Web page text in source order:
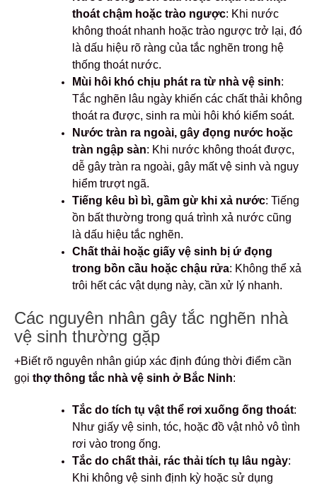
thoát chậm hoặc trào ngược: Khi nước
không thoát nhanh hoặc trào ngược trở lại, đó
là dấu hiệu rõ ràng của tắc nghẽn trong hệ
thống thoát nước.
Mùi hôi khó chịu phát ra từ nhà vệ sinh:
Tắc nghẽn lâu ngày khiến các chất thải không
thoát ra được, sinh ra mùi hôi khó kiểm soát.
Nước tràn ra ngoài, gây đọng nước hoặc
tràn ngập sàn: Khi nước không thoát được,
dễ gây tràn ra ngoài, gây mất vệ sinh và nguy
hiểm trượt ngã.
Tiếng kêu bì bì, gầm gừ khi xả nước: Tiếng
ồn bất thường trong quá trình xả nước cũng
là dấu hiệu tắc nghẽn.
Chất thải hoặc giấy vệ sinh bị ứ đọng
trong bồn cầu hoặc chậu rửa: Không thể xả
trôi hết các vật dụng này, cần xử lý nhanh.
Các nguyên nhân gây tắc nghẽn nhà
vệ sinh thường gặp
+Biết rõ nguyên nhân giúp xác định đúng thời điểm cần
gọi thợ thông tắc nhà vệ sinh ở Bắc Ninh:
Tắc do tích tụ vật thể rơi xuống ống thoát:
Như giấy vệ sinh, tóc, hoặc đồ vật nhỏ vô tình
rơi vào trong ống.
Tắc do chất thải, rác thải tích tụ lâu ngày:
Khi không vệ sinh định kỳ hoặc sử dụng